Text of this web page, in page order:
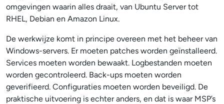
omgevingen waarin alles draait, van Ubuntu Server tot
RHEL, Debian en Amazon Linux.
De werkwijze komt in principe overeen met het beheer van
Windows-servers. Er moeten patches worden geïnstalleerd.
Services moeten worden bewaakt. Logbestanden moeten
worden gecontroleerd. Back-ups moeten worden
geverifieerd. Configuraties moeten worden beveiligd. De
praktische uitvoering is echter anders, en dat is waar MSP’s